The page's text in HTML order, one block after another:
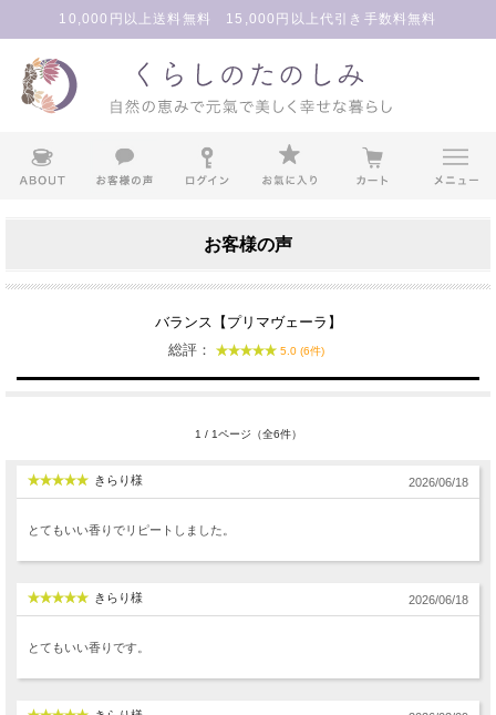
10,000円以上送料無料 15,000円以上代引き手数料無料
お客様の声
バランス【プリマヴェーラ】
総評：
5.0 (6件)
1 / 1ページ（全6件）
きらり様 2026/06/18
とてもいい香りでリピートしました。
きらり様 2026/06/18
とてもいい香りです。